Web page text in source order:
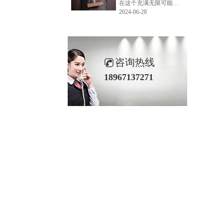
在这个充满无限可能的2024年夏季，LEMONLEE品牌设计师如虎以其非凡的创意与对自然的深刻理解，精心打造的红雪松木球礼盒，在“2024未来·已来——第六届香港新锐当代设计奖”中摘得铜奖。这不仅是对设计师如虎原创设计能力的嘉奖，更是对LEMONLEE品牌的高度认可。
2024-06-28
咨询热线
18967137271